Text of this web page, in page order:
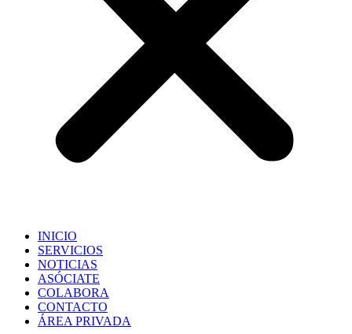
INICIO
SERVICIOS
NOTICIAS
ASÓCIATE
COLABORA
CONTACTO
ÁREA PRIVADA